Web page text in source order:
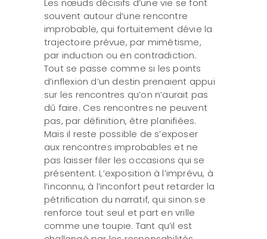
Les nœuds décisifs d’une vie se font
souvent autour d’une rencontre
improbable, qui fortuitement dévie la
trajectoire prévue, par mimétisme,
par induction ou en contradiction.
Tout se passe comme si les points
d’inflexion d’un destin prenaient appui
sur les rencontres qu’on n’aurait pas
dû faire. Ces rencontres ne peuvent
pas, par définition, être planifiées.
Mais il reste possible de s’exposer
aux rencontres improbables et ne
pas laisser filer les occasions qui se
présentent. L’exposition à l’imprévu, à
l’inconnu, à l’inconfort peut retarder la
pétrification du narratif, qui sinon se
renforce tout seul et part en vrille
comme une toupie. Tant qu’il est